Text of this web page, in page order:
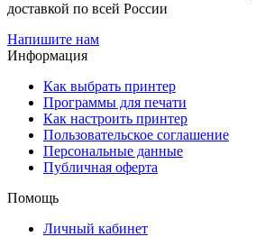
доставкой по всей России
Напишите нам
Информация
Как выбрать принтер
Программы для печати
Как настроить принтер
Пользовательское соглашение
Персональные данные
Публичная оферта
Помощь
Личный кабинет